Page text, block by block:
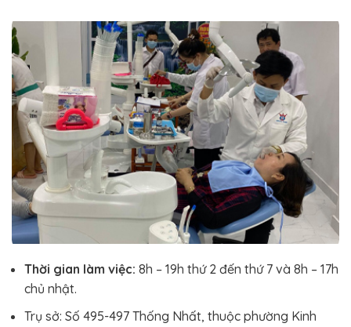
Thời gian làm việc: 8h – 19h thứ 2 đến thứ 7 và 8h – 17h
chủ nhật.
Trụ sở: Số 495-497 Thống Nhất, thuộc phường Kinh